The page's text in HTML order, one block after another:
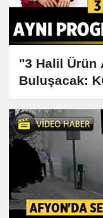
"3 Halil Ürün
Buluşacak:
Siyaset